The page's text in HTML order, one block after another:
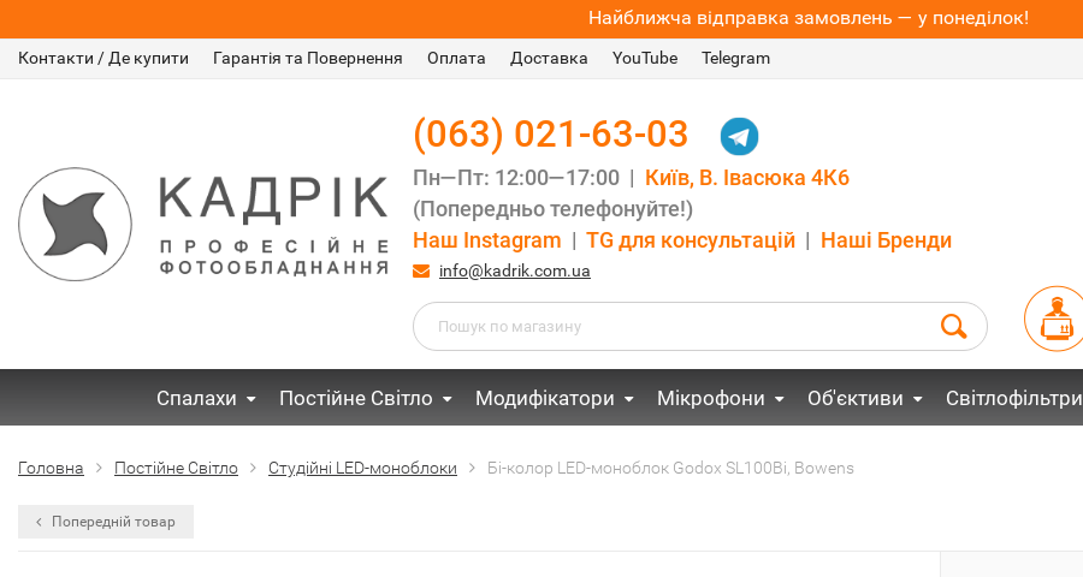
Найближча відправка замовлень — у понеділок!
Контакти / Де купити Гарантія та Повернення Оплата Доставка YouTube Telegram
(063) 021-63-03
Пн—Пт: 12:00—17:00 |
Київ, В. Івасюка 4К6
(Попередньо телефонуйте!)
Наш Instagram
TG для консультацій Наші Бренди
info@kadrik.com.ua
Спалахи Постійне Світло Модифікатори Мікрофони Об'єктиви Світлофільтри
Головна Постійне Світло Студійні LED-моноблоки Бі-колор LED-моноблок Godox SL100Bi, Bowens
Попередній товар